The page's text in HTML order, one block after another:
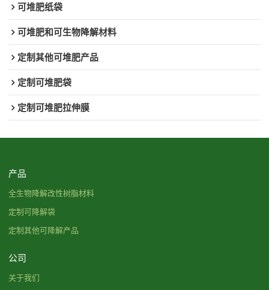
可堆肥纸袋
可堆肥和可生物降解材料
定制其他可堆肥产品
定制可堆肥袋
定制可堆肥拉伸膜
产品
全生物降解改性树脂材料
定制可降解袋
定制其他可降解产品
公司
关于我们